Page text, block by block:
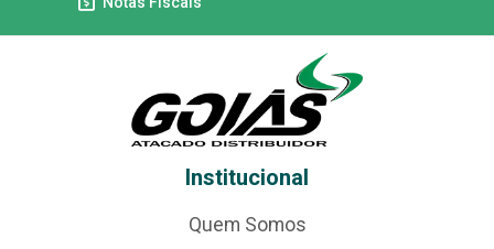
Institucional
Quem Somos